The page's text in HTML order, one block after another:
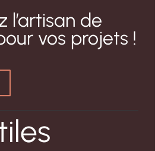
l’artisan de
vos projets !